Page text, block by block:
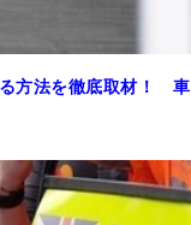
方法を徹底取材！ 車